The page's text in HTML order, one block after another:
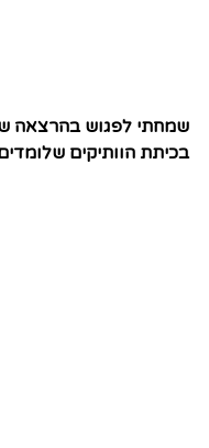
שמחתי לפגוש בהרצאה
בכיתת הוותיקים